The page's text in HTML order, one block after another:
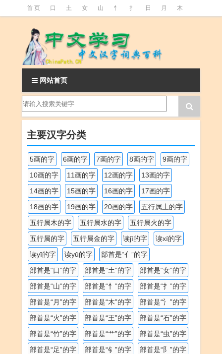
首 页 口 土 女 山 忄 扌 日 月 木
釒 阝 魚
网站首页
主要汉字分类
5画的字 6画的字 7画的字 8画的字
9画的字
10画的字
11画的字 12画的字
13画的字
14画的字
15画的字 16画的字
17画的字
18画的字
19画的字 20画的字
五行属土的字
五行属木的字
五行属水的字
五行属火的字
五行属的字
五行属金的字 读jī的字
读xí的字
读yī的字
读yǔ的字
部首是“亻”的字
部首是“口”的字
部首是“土”的字
部首是“女”的字
部首是“山”的字
部首是“忄”的字
部首是“扌”的字
部首是“月”的字
部首是“木”的字
部首是“氵”的字
部首是“火”的字
部首是“王”的字
部首是“石”的字
部首是“竹”的字
部首是“艹”的字
部首是“虫”的字
部首是“足”的字
部首是“钅”的字 部首是“阝”的字